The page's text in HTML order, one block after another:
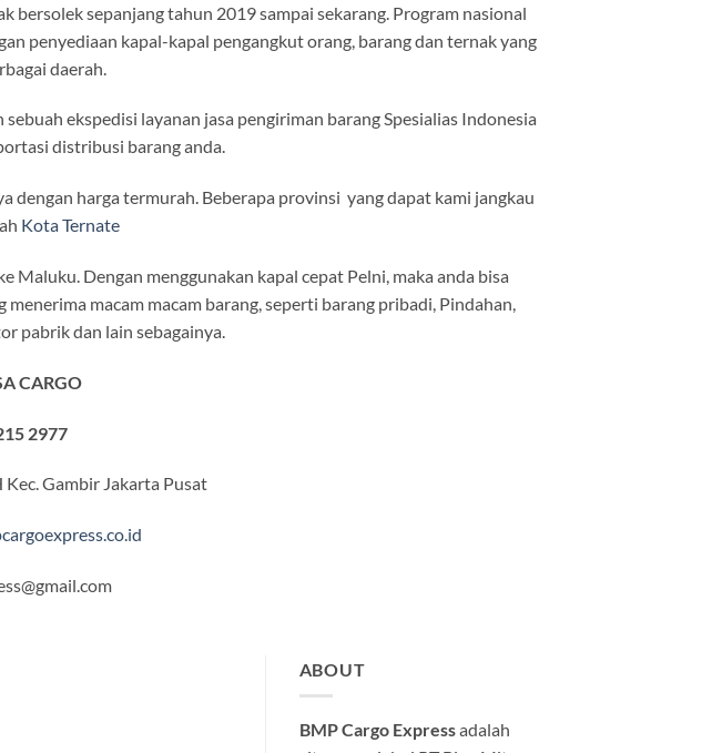
sepanjang tahun 2019 sampai sekarang. Program nasional
penyediaan kapal-kapal pengangkut orang, barang dan ternak yang
daerah.
ekspedisi layanan jasa pengiriman barang Spesialias Indonesia
distribusi barang anda.
dengan harga termurah. Beberapa provinsi yang dapat kami jangkau
Kota Ternate
Maluku. Dengan menggunakan kapal cepat Pelni, maka anda bisa
macam macam barang, seperti barang pribadi, Pindahan,
pabrik dan lain sebagainya.
CARGO
2977
Gambir Jakarta Pusat
ABOUT
BMP Cargo Expressadalah